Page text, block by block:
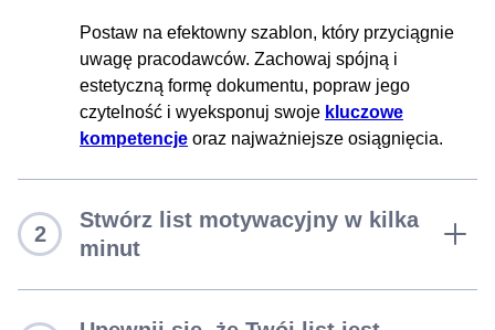
Postaw na efektowny szablon, który przyciągnie
uwagę pracodawców. Zachowaj spójną i
estetyczną formę dokumentu, popraw jego
czytelność i wyeksponuj swoje kluczowe
kompetencje oraz najważniejsze osiągnięcia.
2
Stwórz list motywacyjny w kilka
minut